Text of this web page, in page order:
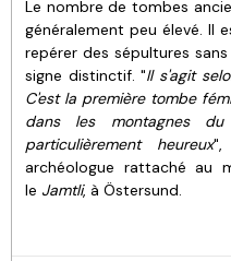
Le nombre de tombes
généralement peu élevé. Il
repérer des sépultures
signe distinctif. "Il s'agit
C'est la première tombe
dans les montagnes
particulièrement heureux",
archéologue rattaché au
le Jamtli, à Östersund.